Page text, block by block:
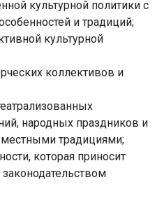
культурной политики с
и традиций;
культурной
коллективов и
народных праздников и
местными традициями;
которая приносит